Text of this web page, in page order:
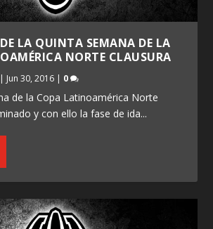
LA QUINTA SEMANA DE LA
NORTE CLAUSURA
| Jun 30, 2016 | 0
de la Copa Latinoamérica Norte
y con ello la fase de ida...